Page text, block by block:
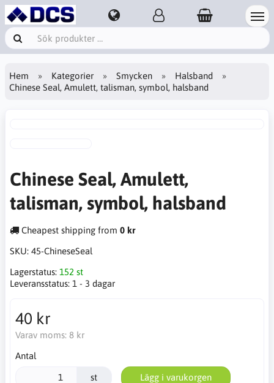
Hem Kategorier Smycken
Halsband
Chinese Seal, Amulett, talisman, symbol, halsband
Chinese Seal, Amulett,
talisman, symbol, halsband
Cheapest shipping from 0 kr
SKU: 45-ChineseSeal
Lagerstatus: 152 st
Leveransstatus: 1 - 3 dagar
40 kr
Varav moms: 8 kr
Antal
st Lägg i varukorgen